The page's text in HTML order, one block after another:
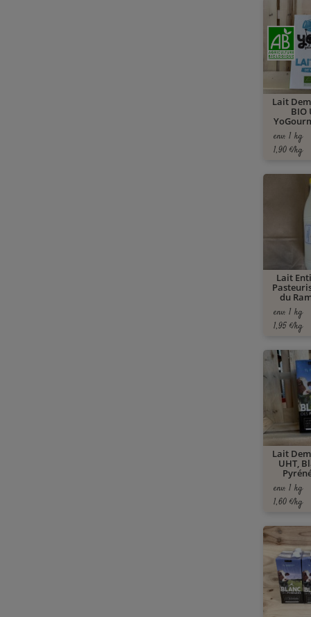
Lait
BIO
env. 1 kg
1,90 €/kg
Lait
du
env. 1 kg
1,95 €/kg
Lait
UHT,
env. 1 kg
1,60 €/kg